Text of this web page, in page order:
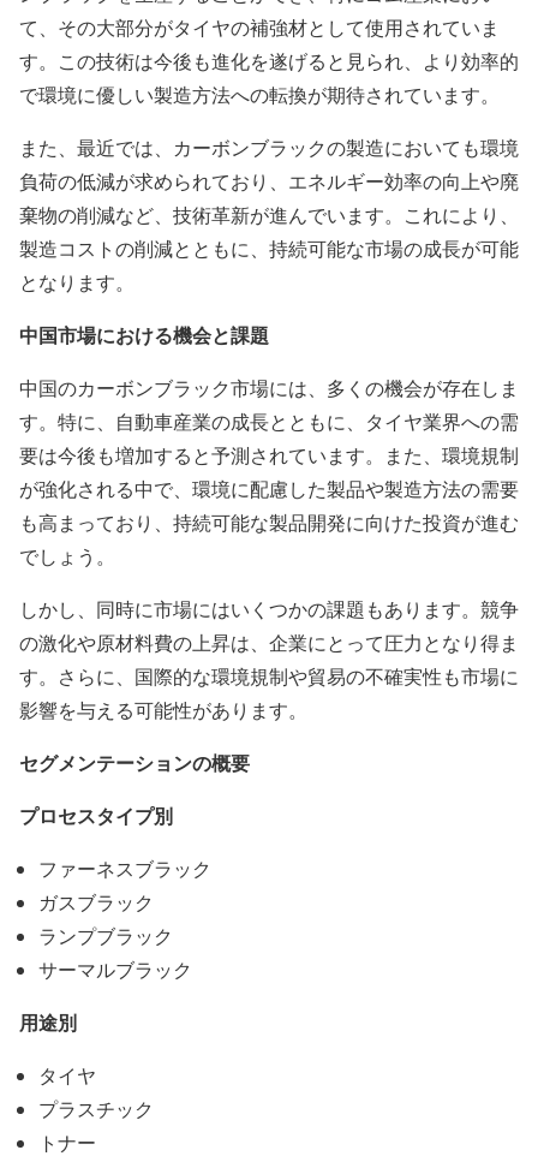
て、その大部分がタイヤの補強材として使用されていま
す。この技術は今後も進化を遂げると見られ、より効率的
で環境に優しい製造方法への転換が期待されています。
また、最近では、カーボンブラックの製造においても環境
負荷の低減が求められており、エネルギー効率の向上や廃
棄物の削減など、技術革新が進んでいます。これにより、
製造コストの削減とともに、持続可能な市場の成長が可能
となります。
中国市場における機会と課題
中国のカーボンブラック市場には、多くの機会が存在しま
す。特に、自動車産業の成長とともに、タイヤ業界への需
要は今後も増加すると予測されています。また、環境規制
が強化される中で、環境に配慮した製品や製造方法の需要
も高まっており、持続可能な製品開発に向けた投資が進む
でしょう。
しかし、同時に市場にはいくつかの課題もあります。競争
の激化や原材料費の上昇は、企業にとって圧力となり得ま
す。さらに、国際的な環境規制や貿易の不確実性も市場に
影響を与える可能性があります。
セグメンテーションの概要
プロセスタイプ別
ファーネスブラック
ガスブラック
ランプブラック
サーマルブラック
用途別
タイヤ
プラスチック
トナー